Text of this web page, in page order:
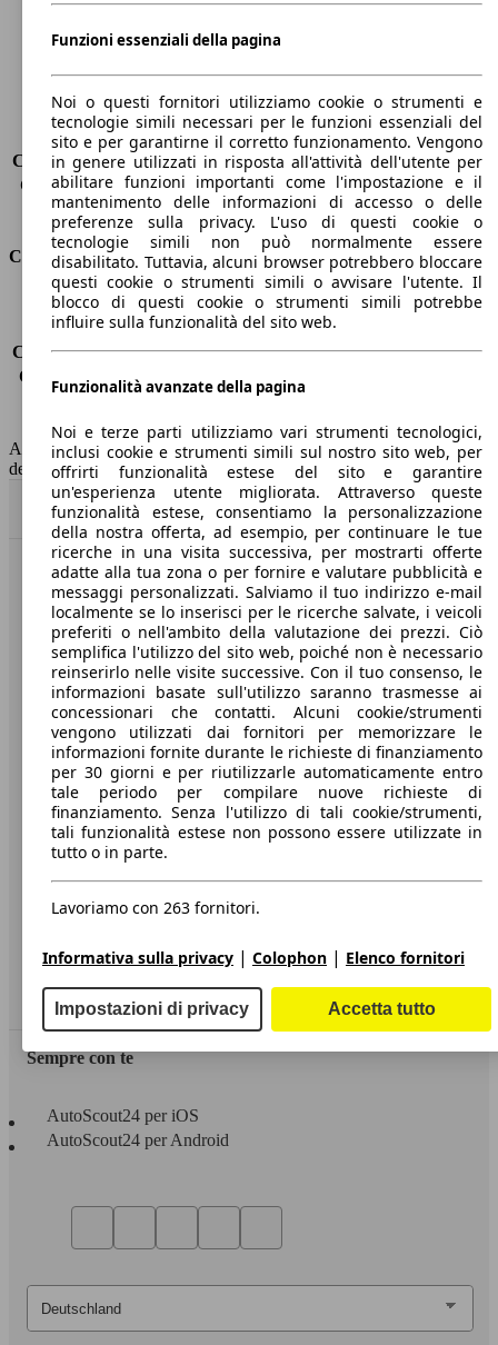
Peso massimo
-
Sedili
5
Carico sul tetto
-
Capacità di traino (senza freni) -
Capacità di traino (con freni)
-
Volume del bagagliaio
572 - 2618 l
Consumi
Emissioni di CO2*
127 g/km (komb.)
Consumo (urbano)
5.8 l/100km
Consumo (extra-urbano) 4.2 l/100km
Consumo (combinato)*
4.8 l/100km
Capacità del serbatoio
52 l
AutoScout24 non si assume alcuna responsabilità per la correttezza
dei dati.
Torna su
Benvenuti su AutoScout24, il mercato auto europeo.
Società
A proposito di AutoScout24
Stampa
Media
Condizioni generali
Informazioni
Privacy
Dichiarazione di Accessibilità
Servizi
Area rivenditori
Sempre con te
AutoScout24 per iOS
AutoScout24 per Android
Funzioni essenziali della pagina
Noi o questi fornitori utilizziamo cookie o strumenti e
tecnologie simili necessari per le funzioni essenziali del
sito e per garantirne il corretto funzionamento. Vengono
in genere utilizzati in risposta all'attività dell'utente per
abilitare funzioni importanti come l'impostazione e il
mantenimento delle informazioni di accesso o delle
preferenze sulla privacy. L'uso di questi cookie o
tecnologie simili non può normalmente essere
disabilitato. Tuttavia, alcuni browser potrebbero bloccare
questi cookie o strumenti simili o avvisare l'utente. Il
blocco di questi cookie o strumenti simili potrebbe
influire sulla funzionalità del sito web.
Funzionalità avanzate della pagina
Noi e terze parti utilizziamo vari strumenti tecnologici,
inclusi cookie e strumenti simili sul nostro sito web, per
offrirti funzionalità estese del sito e garantire
un'esperienza utente migliorata. Attraverso queste
funzionalità estese, consentiamo la personalizzazione
della nostra offerta, ad esempio, per continuare le tue
ricerche in una visita successiva, per mostrarti offerte
adatte alla tua zona o per fornire e valutare pubblicità e
messaggi personalizzati. Salviamo il tuo indirizzo e-mail
localmente se lo inserisci per le ricerche salvate, i veicoli
preferiti o nell'ambito della valutazione dei prezzi. Ciò
semplifica l'utilizzo del sito web, poiché non è necessario
reinserirlo nelle visite successive. Con il tuo consenso, le
informazioni basate sull'utilizzo saranno trasmesse ai
concessionari che contatti. Alcuni cookie/strumenti
vengono utilizzati dai fornitori per memorizzare le
informazioni fornite durante le richieste di finanziamento
per 30 giorni e per riutilizzarle automaticamente entro
tale periodo per compilare nuove richieste di
finanziamento. Senza l'utilizzo di tali cookie/strumenti,
tali funzionalità estese non possono essere utilizzate in
tutto o in parte.
Lavoriamo con 263 fornitori.
Informativa sulla privacy | Colophon | Elenco fornitori
Impostazioni di privacy Accetta tutto